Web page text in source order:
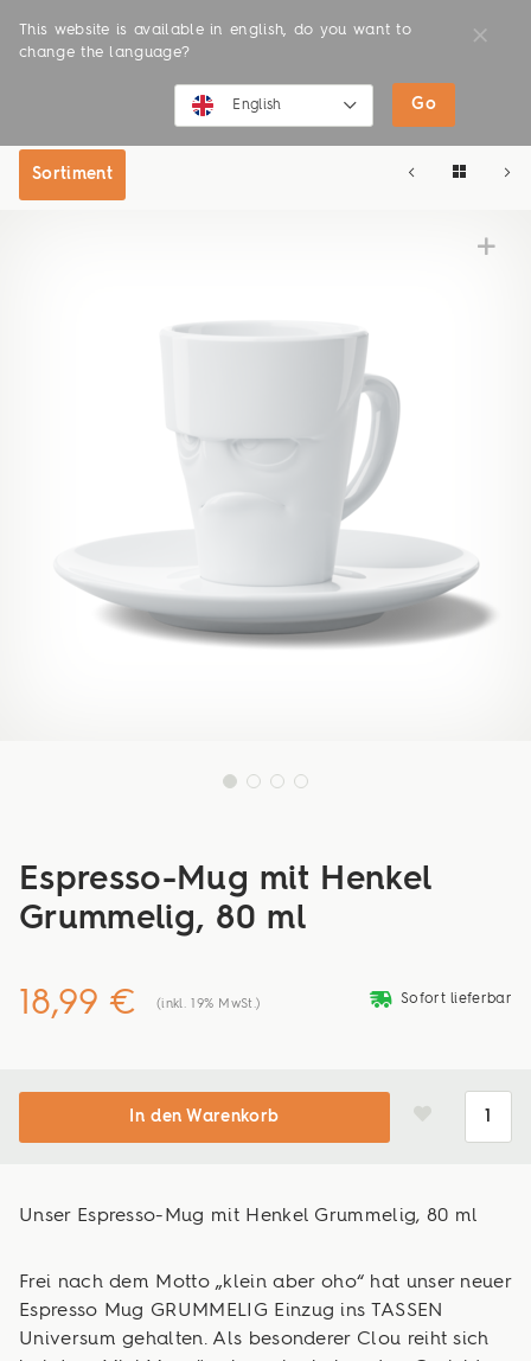
This website is available in english, do you want to
change the language?
English Go
ONLINE SHOP
Sortiment
Espresso-Mug mit Henkel
Grummelig, 80 ml
18,99 € (inkl. 19% MwSt.) deliveryvan Sofort lieferbar
In den Warenkorb
Unser Espresso-Mug mit Henkel Grummelig, 80 ml
Frei nach dem Motto „klein aber oho“ hat unser neuer
Espresso Mug GRUMMELIG Einzug ins TASSEN
Universum gehalten. Als besonderer Clou reiht sich